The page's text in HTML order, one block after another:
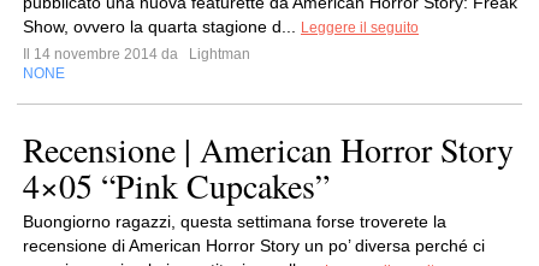
Show, ovvero la quarta stagione d...
Leggere il seguito
Il 14 novembre 2014 da
Lightman
NONE
Recensione | American Horror Story
4×05 “Pink Cupcakes”
Buongiorno ragazzi, questa settimana forse troverete la
recensione di American Horror Story un po’ diversa perché ci